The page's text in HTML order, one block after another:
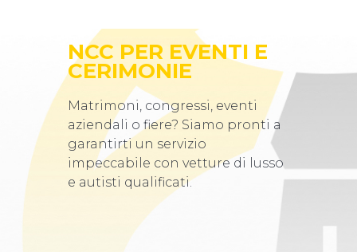
NCC PER EVENTI E
CERIMONIE
Matrimoni, congressi, eventi
aziendali o fiere? Siamo pronti a
garantirti un servizio
impeccabile con vetture di lusso
e autisti qualificati.